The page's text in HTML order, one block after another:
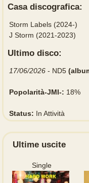
Casa discografica:
Storm Labels (2024-)
J Storm (2021-2023)
Ultimo disco:
17/06/2026- ND5
Popolarità-JMI-: 18%
Status: In Attività
Ultime uscite
Single